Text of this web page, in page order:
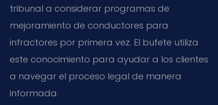
tribunal a considerar programas de
mejoramiento de conductores para
infractores por primera vez. El bufete utiliza
este conocimiento para ayudar a los clientes
a navegar el proceso legal de manera
informada.